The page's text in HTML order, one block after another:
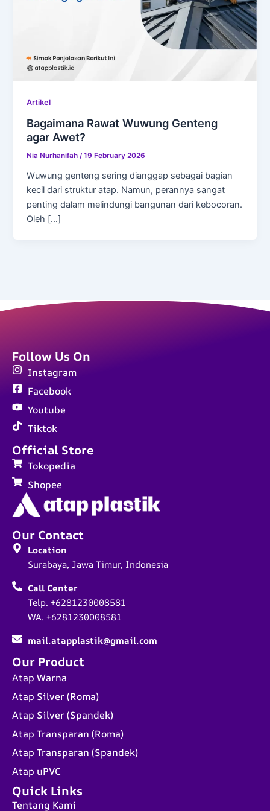
Artikel
Bagaimana Rawat Wuwung Genteng
agar Awet?
Nia Nurhanifah /19 February 2026
Wuwung genteng sering dianggap sebagai bagian
kecil dari struktur atap. Namun, perannya sangat
penting dalam melindungi bangunan dari kebocoran.
Oleh […]
Quick Links
Tentang Kami
Our Product
Atap Warna
Atap Silver (Roma)
Atap Silver (Spandek)
Atap Transparan (Roma)
Atap Transparan (Spandek)
Atap uPVC
Our Contact
Location
Surabaya, Jawa Timur, Indonesia
Call Center
Telp. +6281230008581
WA. +6281230008581
mail.atapplastik@gmail.com
Official Store
Tokopedia
Shopee
Follow Us On
Instagram
Facebook
Youtube
Tiktok